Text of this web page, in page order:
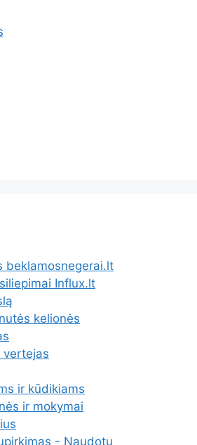
beklamosnegerai.lt
Influx.lt
kelionės
vertejas
ir kūdikiams
ir mokymai
- Naudotų